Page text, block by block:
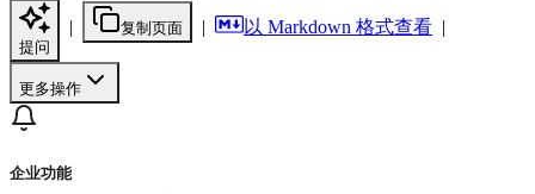
提问
| 复制页面 | 以 Markdown 格式查看 |
更多操作
企业功能